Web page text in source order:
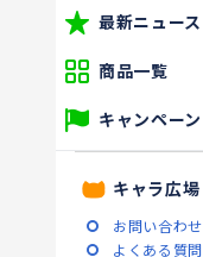
最新ニュース
商品一覧
キャンペーン
キャラ広場
お問い合わせ
よくある質問